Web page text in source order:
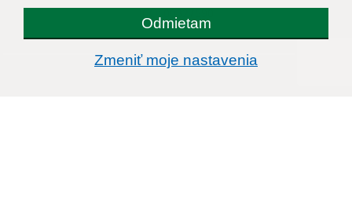
Odmietam
Zmeniť moje nastavenia
IČO: 00327590